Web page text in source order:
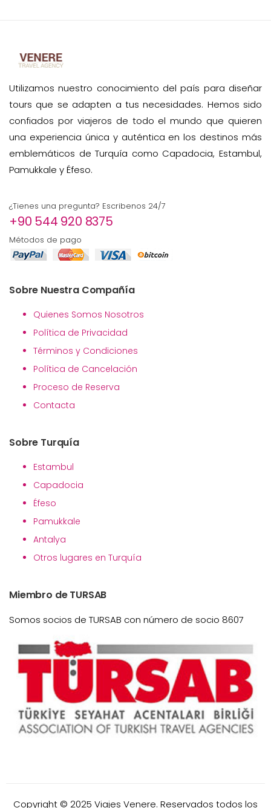
Utilizamos nuestro conocimiento del país para diseñar
tours que se adapten a tus necesidades. Hemos sido
confiados por viajeros de todo el mundo que quieren
una experiencia única y auténtica en los destinos más
emblemáticos de Turquía como Capadocia, Estambul,
Pamukkale y Éfeso.
¿Tienes una pregunta? Escribenos 24/7
+90 544 920 8375
Métodos de pago
Sobre Nuestra Compañía
Quienes Somos Nosotros
Política de Privacidad
Términos y Condiciones
Política de Cancelación
Proceso de Reserva
Contacta
Sobre Turquía
Estambul
Capadocia
Éfeso
Pamukkale
Antalya
Otros lugares en Turquía
Miembro de TURSAB
Somos socios de TURSAB con número de socio 8607
Copyright © 2025 Viajes Venere. Reservados todos los